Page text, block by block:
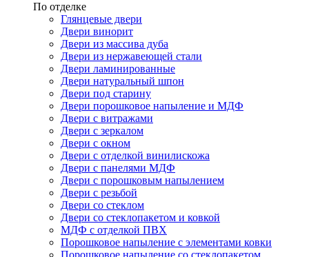
По отделке
Глянцевые двери
Двери винорит
Двери из массива дуба
Двери из нержавеющей стали
Двери ламинированные
Двери натуральный шпон
Двери под старину
Двери порошковое напыление и МДФ
Двери с витражами
Двери с зеркалом
Двери с окном
Двери с отделкой винилискожа
Двери с панелями МДФ
Двери с порошковым напылением
Двери с резьбой
Двери со стеклом
Двери со стеклопакетом и ковкой
МДФ с отделкой ПВХ
Порошковое напыление с элементами ковки
Порошковое напыление со стеклопакетом